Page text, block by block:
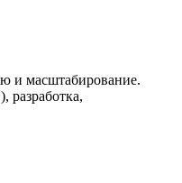
и масштабирование.
разработка,